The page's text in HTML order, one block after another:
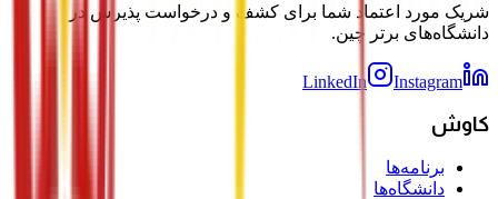
شریک مورد اعتماد شما برای کشف و درخواست پذیرش در
دانشگاه‌های برتر چین.
LinkedIn Instagram
کاوش
برنامه‌ها
دانشگاه‌ها